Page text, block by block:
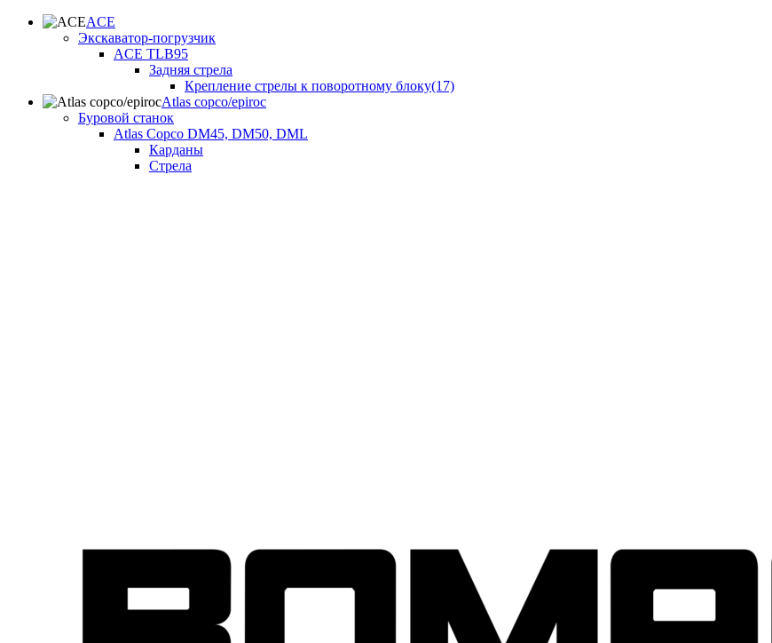
ACE
Экскаватор-погрузчик
ACE TLB95
Задняя стрела
Крепление стрелы к поворотному блоку(17)
Atlas copco/epiroc
Буровой станок
Atlas Copco DM45, DM50, DML
Карданы
Стрела